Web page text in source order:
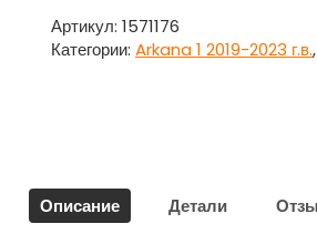
внутренняя
панели
/
Renault
Артикул: 1571176
Категории: Arkana 1 2019-2023 г.в.,
Описание Детали